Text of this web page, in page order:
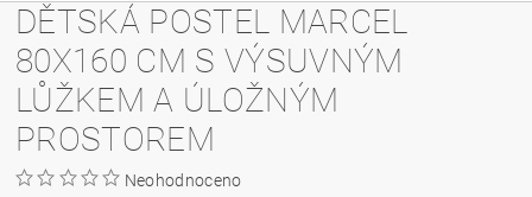
DĚTSKÁ POSTEL MARCEL
80X160 CM S VÝSUVNÝM
LŮŽKEM A ÚLOŽNÝM
PROSTOREM
Neohodnoceno